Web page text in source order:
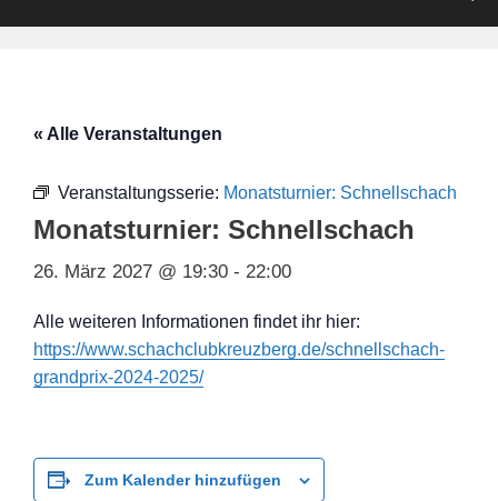
« Alle Veranstaltungen
Veranstaltungsserie: Monatsturnier: Schnellschach
Monatsturnier: Schnellschach
26. März 2027 @ 19:30 - 22:00
Alle weiteren Informationen findet ihr hier:
https://www.schachclubkreuzberg.de/schnellschach-
grandprix-2024-2025/
Zum Kalender hinzufügen